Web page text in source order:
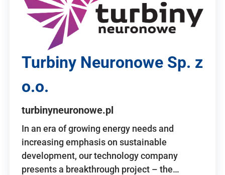
Turbiny Neuronowe Sp. z
o.o.
turbinyneuronowe.pl
In an era of growing energy needs and
increasing emphasis on sustainable
development, our technology company
presents a breakthrough project – the…